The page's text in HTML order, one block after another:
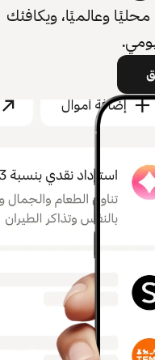
وعالميًا، ويكافئك